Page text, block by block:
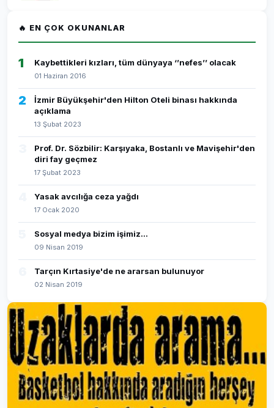
🔥 EN ÇOK OKUNANLAR
1 Kaybettikleri kızları, tüm dünyaya ‘’nefes’’ olacak
01 Haziran 2016
2
İzmir Büyükşehir'den Hilton Oteli binası hakkında
açıklama
13 Şubat 2023
Prof. Dr. Sözbilir: Karşıyaka, Bostanlı ve Mavişehir'den
diri fay geçmez
17 Şubat 2023
Yasak avcılığa ceza yağdı
17 Ocak 2020
Sosyal medya bizim işimiz...
09 Nisan 2019
Tarçın Kırtasiye'de ne ararsan bulunuyor
02 Nisan 2019